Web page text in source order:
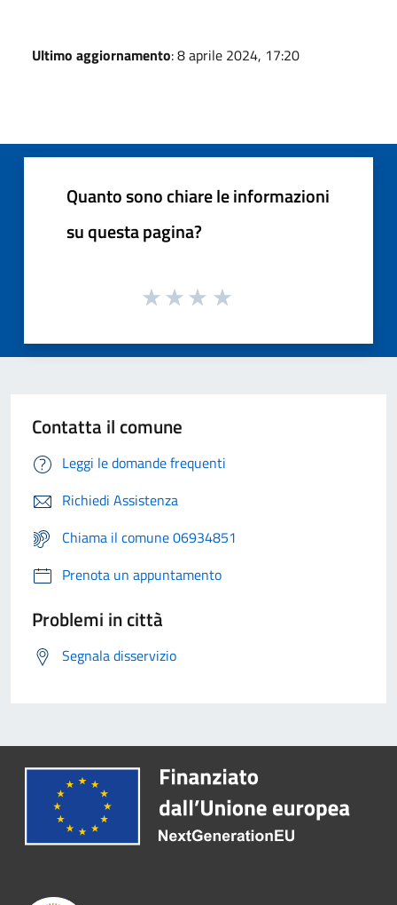
Ultimo aggiornamento: 8 aprile 2024, 17:20
Quanto sono chiare le informazioni
su questa pagina?
Contatta il comune
Leggi le domande frequenti
Richiedi Assistenza
Chiama il comune 06934851
Prenota un appuntamento
Problemi in città
Segnala disservizio